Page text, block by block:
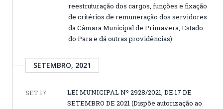
reestruturação dos cargos, funções e fixação
de critérios de remuneração dos servidores
da Câmara Municipal de Primavera, Estado
do Para e dá outras providências)
SETEMBRO, 2021
SET 17
LEI MUNICIPAL Nº 2928/2021, DE 17 DE
SETEMBRO DE 2021 (Dispõe autorização ao